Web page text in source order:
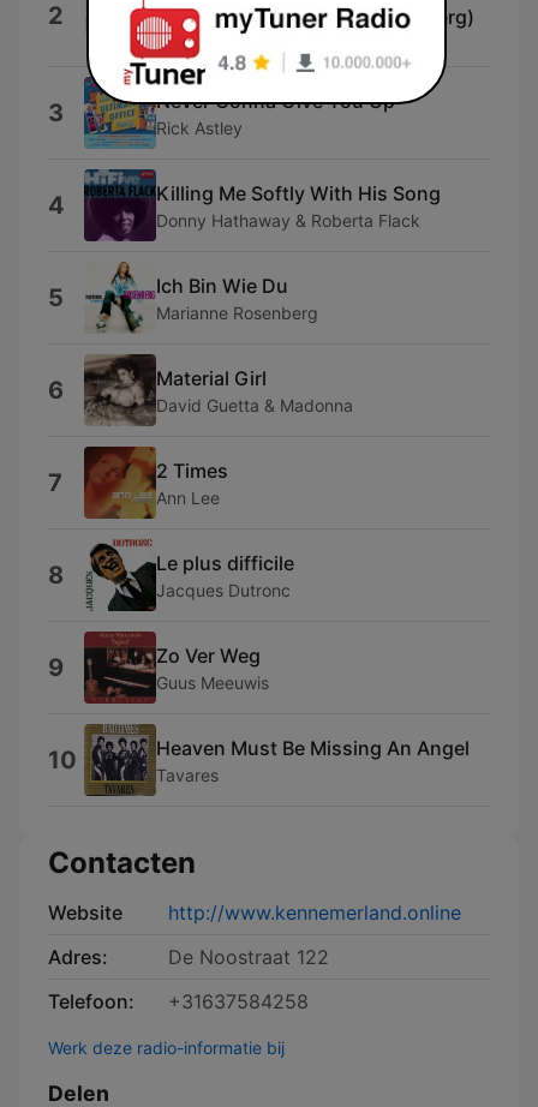
2
(feat. Mozes & Johnny Rosenberg)
The rosenberg trio
3 Never Gonna Give You Up
Rick Astley
4 Killing Me Softly With His Song
Donny Hathaway & Roberta Flack
5 Ich Bin Wie Du
Marianne Rosenberg
6 Material Girl
David Guetta & Madonna
7 2 Times
Ann Lee
8 Le plus difficile
Jacques Dutronc
9 Zo Ver Weg
Guus Meeuwis
10 Heaven Must Be Missing An Angel
Tavares
Contacten
Website
http://www.kennemerland.online
Adres:
De Noostraat 122
Telefoon:
+31637584258
Werk deze radio-informatie bij
Delen